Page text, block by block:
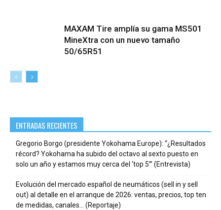
MAXAM Tire amplía su gama MS501
MineXtra con un nuevo tamaño
50/65R51
ENTRADAS RECIENTES
Gregorio Borgo (presidente Yokohama Europe): “¿Resultados
récord? Yokohama ha subido del octavo al sexto puesto en
solo un año y estamos muy cerca del ‘top 5’” (Entrevista)
Evolución del mercado español de neumáticos (sell in y sell
out) al detalle en el arranque de 2026: ventas, precios, top ten
de medidas, canales… (Reportaje)